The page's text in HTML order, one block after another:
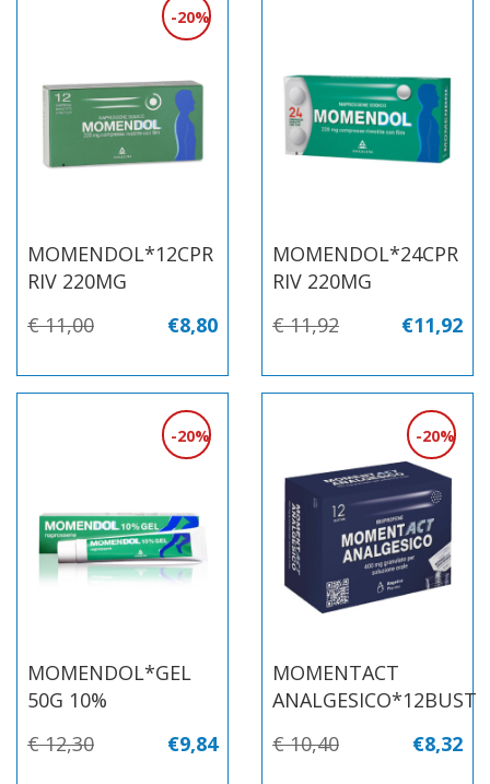
MOMENDOL*12CPR
RIV 220MG
20%
€ 11,00 €8,80
MOMENDOL*24CPR
RIV 220MG
€11,92
€ 11,92
MOMENDOL*GEL
50G 10%
20%
€ 12,30 €9,84
MOMENTACT
ANALGESICO*12BUST
20%
€ 10,40 €8,32